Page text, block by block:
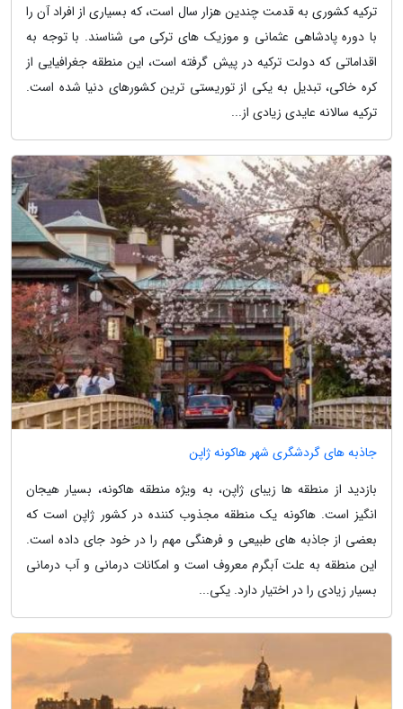
ترکیه کشوری به قدمت چندین هزار سال است، که بسیاری از افراد آن را
با دوره پادشاهی عثمانی و موزیک های ترکی می شناسند. با توجه به
اقداماتی که دولت ترکیه در پیش گرفته است، این منطقه جغرافیایی از
کره خاکی، تبدیل به یکی از توریستی ترین کشورهای دنیا شده است.
ترکیه سالانه عایدی زیادی از...
جاذبه های گردشگری شهر هاکونه ژاپن
بازدید از منطقه ها زیبای ژاپن، به ویژه منطقه هاکونه، بسیار هیجان
انگیز است. هاکونه یک منطقه مجذوب کننده در کشور ژاپن است که
بعضی از جاذبه های طبیعی و فرهنگی مهم را در خود جای داده است.
این منطقه به علت آبگرم معروف است و امکانات درمانی و آب درمانی
بسیار زیادی را در اختیار دارد. یکی...